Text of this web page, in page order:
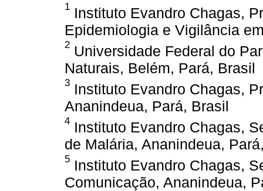
1 Instituto Evandro Chagas,
Epidemiologia e Vigilância
2 Universidade Federal do
Naturais, Belém, Pará, Brasil
3 Instituto Evandro Chagas,
Ananindeua, Pará, Brasil
4 Instituto Evandro Chagas,
de Malária, Ananindeua,
5 Instituto Evandro Chagas,
Comunicação, Ananindeua,